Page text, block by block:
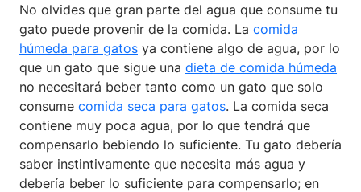
No olvides que gran parte del agua que consume tu
gato puede provenir de la comida. La comida
húmeda para gatos ya contiene algo de agua, por lo
que un gato que sigue una dieta de comida húmeda
no necesitará beber tanto como un gato que solo
consume comida seca para gatos. La comida seca
contiene muy poca agua, por lo que tendrá que
compensarlo bebiendo lo suficiente. Tu gato debería
saber instintivamente que necesita más agua y
debería beber lo suficiente para compensarlo; en